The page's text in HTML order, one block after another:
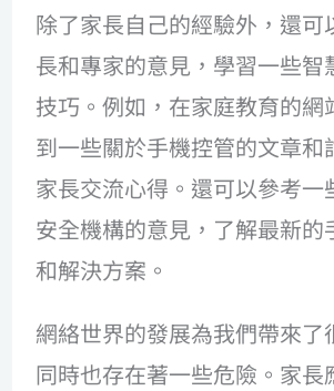
除了家長自己的經驗外，還可
長和專家的意見，學習一些智
技巧。例如，在家庭教育的網
到一些關於手機控管的文章和
家長交流心得。還可以參考一
安全機構的意見，了解最新的
和解決方案。
網絡世界的發展為我們帶來了
同時也存在著一些危險。家長